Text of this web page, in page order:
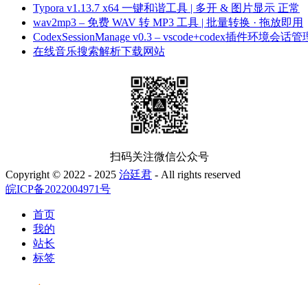
Typora v1.13.7 x64 一键和谐工具 | 多开 & 图片显示 正常
wav2mp3 – 免费 WAV 转 MP3 工具 | 批量转换 · 拖放即用
CodexSessionManage v0.3 – vscode+codex插件环境会话管
在线音乐搜索解析下载网站
扫码关注微信公众号
Copyright © 2022 - 2025 治廷君 - All rights reserved
皖ICP备2022004971号
首页
我的
站长
标签